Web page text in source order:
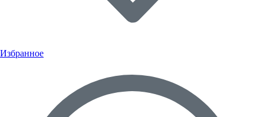
Избранное